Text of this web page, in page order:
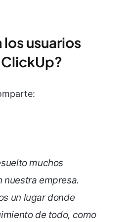
usuarios
muchos
nuestra empresa.
un lugar donde
de todo, como